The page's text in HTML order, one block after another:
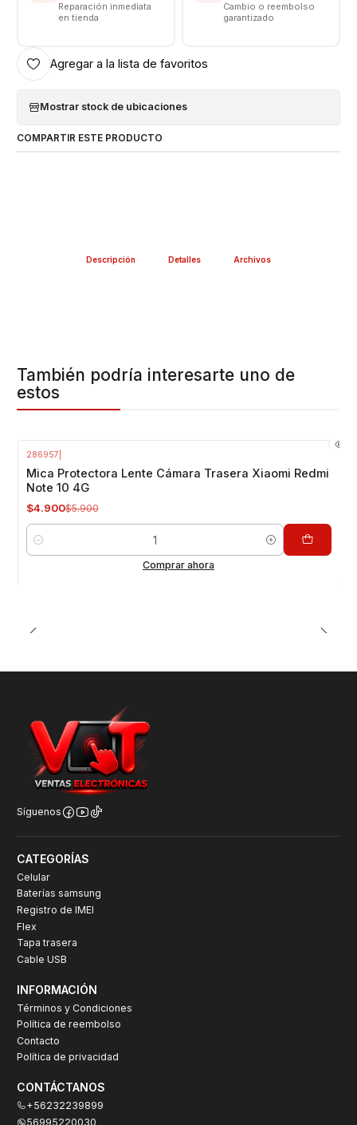
Reparación inmediata
en tienda
Cambio o reembolso
garantizado
Agregar a la lista de favoritos
Mostrar stock de ubicaciones
COMPARTIR ESTE PRODUCTO
Descripción Detalles Archivos
También podría interesarte uno de
estos
286957
Mica Protectora Lente Cámara Trasera Xiaomi Redmi
Note 10 4G
$4.900$5.900
Cantidad
Comprar ahora
Síguenos
CATEGORÍAS
Celular
Baterías samsung
Registro de IMEI
Flex
Tapa trasera
Cable USB
INFORMACIÓN
Términos y Condiciones
Política de reembolso
Contacto
Política de privacidad
CONTÁCTANOS
+56232239899
56995220030